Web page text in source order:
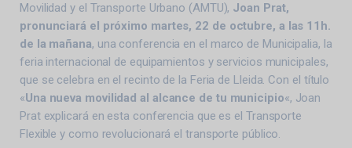
Movilidad y el Transporte Urbano (AMTU), Joan Prat,
pronunciará el próximo martes, 22 de octubre, a las 11h.
de la mañana, una conferencia en el marco de Municipalia, la
feria internacional de equipamientos y servicios municipales,
que se celebra en el recinto de la Feria de Lleida. Con el título
«Una nueva movilidad al alcance de tu municipio«, Joan
Prat explicará en esta conferencia que es el Transporte
Flexible y como revolucionará el transporte público.